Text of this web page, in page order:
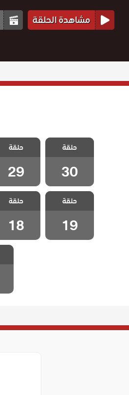
مشاهدة الحلقة
مسلسل علي رضا
الحلقة 30
والاخيرة
حلقة
30
مسلسل علي
الحلقة 29
حلقة
29
مسلسل علي رضا
الحلقة 19
حلقة
19
مسلسل علي
الحلقة 18
حلقة
18